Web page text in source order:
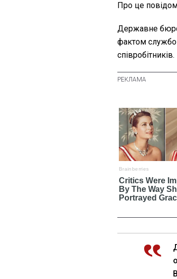
Про це
Державне бюро
фактом
співробітників.